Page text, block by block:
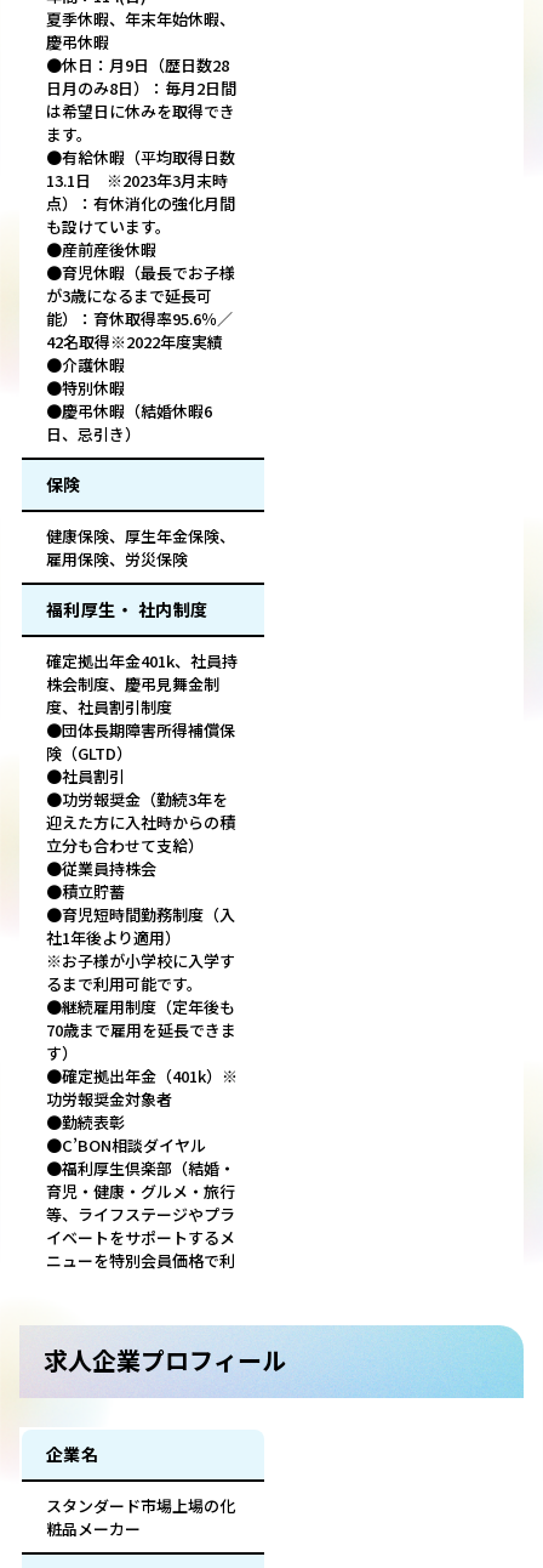
夏季休暇、年末年始休暇、
慶弔休暇
●休日：月9日（歴日数28
日月のみ8日）：毎月2日間
は希望日に休みを取得でき
ます。
●有給休暇（平均取得日数
13.1日 ※2023年3月末時
点）：有休消化の強化月間
も設けています。
●産前産後休暇
●育児休暇（最長でお子様
が3歳になるまで延長可
能）：育休取得率95.6％／
42名取得※2022年度実績
●介護休暇
●特別休暇
●慶弔休暇（結婚休暇6
日、忌引き）
保険
健康保険、厚生年金保険、
雇用保険、労災保険
福利厚生・ 社内制度
確定拠出年金401k、社員持
株会制度、慶弔見舞金制
度、社員割引制度
●団体長期障害所得補償保
険（GLTD）
●社員割引
●功労報奨金（勤続3年を
迎えた方に入社時からの積
立分も合わせて支給）
●従業員持株会
●積立貯蓄
●育児短時間勤務制度（入
社1年後より適用）
※お子様が小学校に入学す
るまで利用可能です。
●継続雇用制度（定年後も
70歳まで雇用を延長できま
す）
●確定拠出年金（401k）※
功労報奨金対象者
●勤続表彰
●C’BON相談ダイヤル
●福利厚生倶楽部（結婚・
育児・健康・グルメ・旅行
等、ライフステージやプラ
イベートをサポートするメ
ニューを特別会員価格で利
求人企業プロフィール
企業名
スタンダード市場上場の化
粧品メーカー